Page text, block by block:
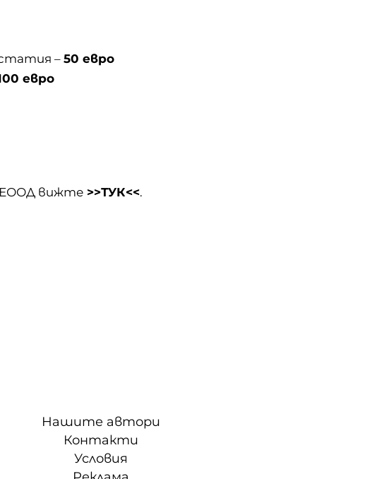
статия – 50 евро
евро
ЕООД вижте >>ТУК<<.
Нашите автори
Контакти
Условия